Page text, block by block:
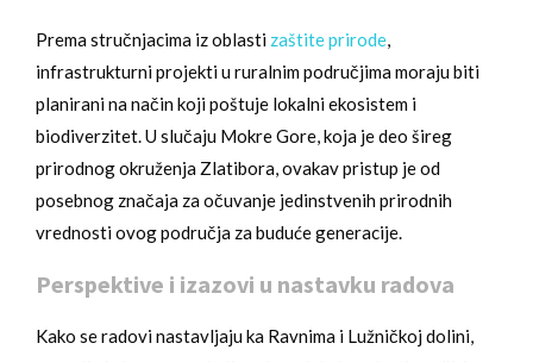
Prema stručnjacima iz oblasti zaštite prirode,
infrastrukturni projekti u ruralnim područjima moraju biti
planirani na način koji poštuje lokalni ekosistem i
biodiverzitet. U slučaju Mokre Gore, koja je deo šireg
prirodnog okruženja Zlatibora, ovakav pristup je od
posebnog značaja za očuvanje jedinstvenih prirodnih
vrednosti ovog područja za buduće generacije.
Perspektive i izazovi u nastavku radova
Kako se radovi nastavljaju ka Ravnima i Lužničkoj dolini,